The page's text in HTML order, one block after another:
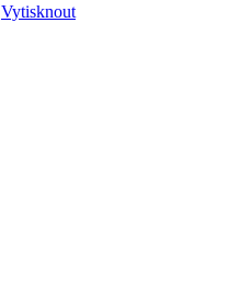
Vytisknout